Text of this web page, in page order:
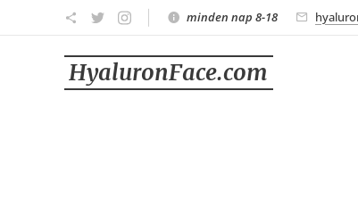
minden nap 8-18
HyaluronFace.com